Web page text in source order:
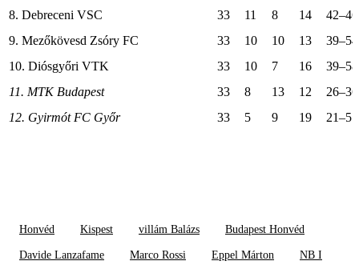
8. Debreceni VSC
33 11 8 14
42–46
9. Mezőkövesd Zsóry FC
33 10 10 13
39–54
10. Diósgyőri VTK
33 10 7 16
39–58
11. MTK Budapest
33 8 13 12
26–36
12. Gyirmót FC Győr
33 5 9 19 21–51
Honvéd Kispest villám Balázs Budapest Honvéd
Davide Lanzafame Marco Rossi Eppel Márton NB I